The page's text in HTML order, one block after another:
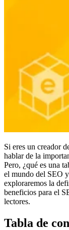
Si eres un creador
hablar de la
Pero, ¿qué es una
el mundo del SEO
exploraremos la
beneficios para el
lectores.
Tabla de